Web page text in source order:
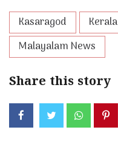
Kasaragod Kerala
Malayalam News
Share this story